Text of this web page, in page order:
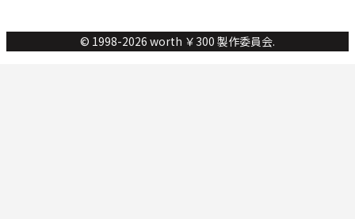
© 1998-2026 worth ￥300 製作委員会.